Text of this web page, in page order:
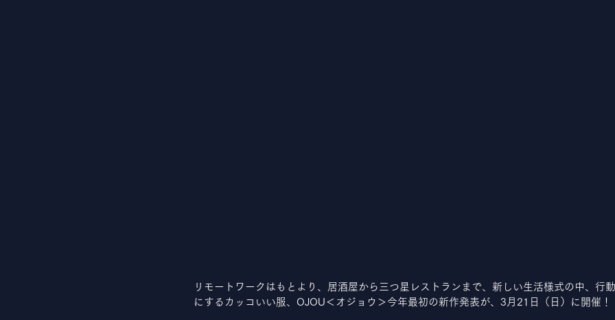
リモートワークはもとより、居酒屋から三つ星レストランまで、新しい生活様式の中、行
にするカッコいい服、OJOU＜オジョウ＞今年最初の新作発表が、3月21日（日）に開催！